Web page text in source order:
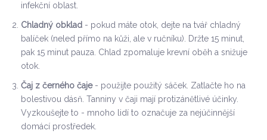
infekční oblast.
Chladný obklad - pokud máte otok, dejte na tvář chladný
balíček (neled přímo na kůži, ale v ručníku). Držte 15 minut,
pak 15 minut pauza. Chlad zpomaluje krevní oběh a snižuje
otok.
Čaj z černého čaje- použijte použitý sáček. Zatlačte ho na
bolestivou dásň. Tanniny v čaji mají protizánětlivé účinky.
Vyzkoušejte to - mnoho lidí to označuje za nejúčinnější
domácí prostředek.